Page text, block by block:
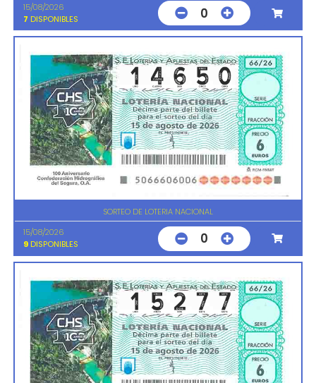
15/08/2026
7 DISPONIBLES 0
SORTEO DE LOTERIA NACIONAL
15/08/2026
9 DISPONIBLES 0